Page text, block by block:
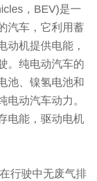
，BEV)是一
汽车，它利用蓄
动机提供电能，
。纯电动汽车的
池、镍氢电池和
电动汽车动力。
电能，驱动电机
行驶中无废气排